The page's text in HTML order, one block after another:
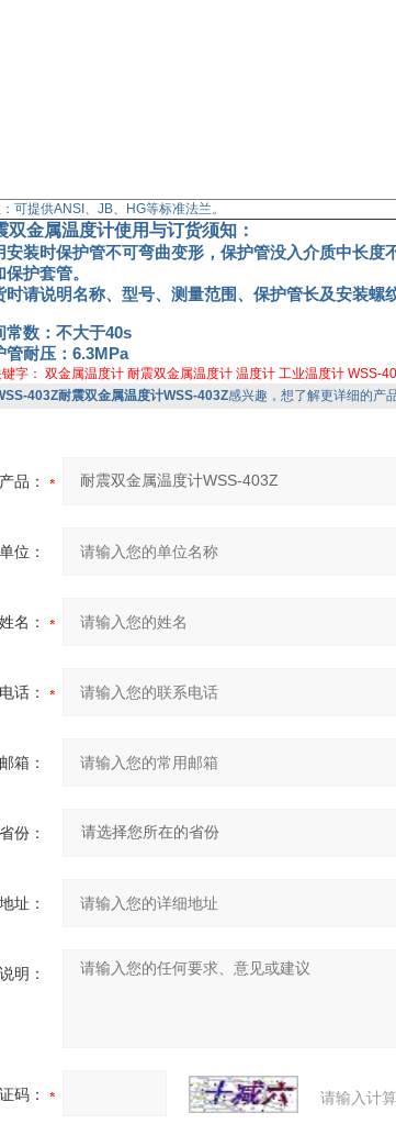
可提供ANSI、JB、HG等标准法兰。
双金属温度计使用与订货须知：
安装时保护管不可弯曲变形，保护管没入介质中长度
保护套管。
时请说明名称、型号、测量范围、保护管长及安装螺纹
常数：不大于40s
管耐压：6.3MPa
字： 双金属温度计 耐震双金属温度计 温度计 工业温度计 WSS-
403Z耐震双金属温度计WSS-403Z感兴趣，想了解更详细的产
产品：
位：
名：
话：
箱：
省份：
址：
明：
码： 请输入计